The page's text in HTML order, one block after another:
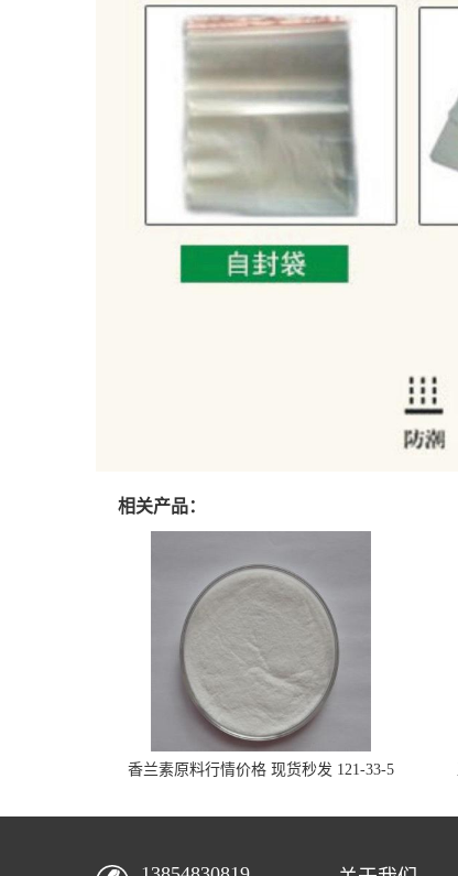
相关产品：
香兰素原料行情价格 现货秒发 121-33-5